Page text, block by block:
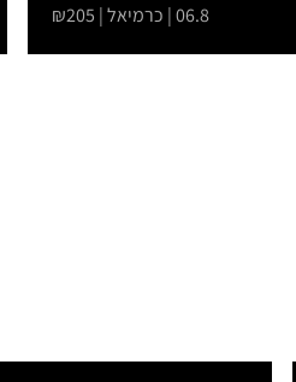
06.8 | כרמיאל | ₪205